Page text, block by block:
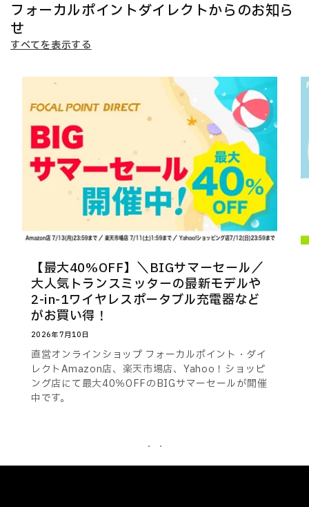
フォーカルポイントダイレクトからのお知ら
せ
すべてを表示する
【最大40%OFF】＼BIGサマーセール／
大人気トランスミッターの最新モデルや
2-in-1ワイヤレスポータブル充電器など
がお買い得！
2026年7月10日
直営オンラインショップ フォーカルポイント・ダイ
レクトAmazon店、楽天市場店、Yahoo！ショッピ
ング店にて最大40％OFFのBIGサマーセールが開催
中です。